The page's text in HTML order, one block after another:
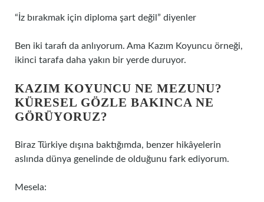
“İz bırakmak için diploma şart değil” diyenler
Ben iki tarafı da anlıyorum. Ama Kazım Koyuncu örneği,
ikinci tarafa daha yakın bir yerde duruyor.
KAZIM KOYUNCU NE MEZUNU?
KÜRESEL GÖZLE BAKINCA NE
GÖRÜYORUZ?
Biraz Türkiye dışına baktığımda, benzer hikâyelerin
aslında dünya genelinde de olduğunu fark ediyorum.
Mesela: